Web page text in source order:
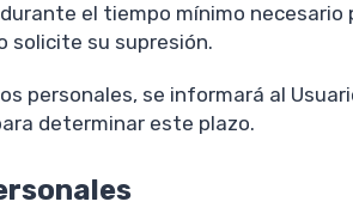
el tiempo mínimo
solicite su supresión.
personales, se informará al
determinar este plazo.